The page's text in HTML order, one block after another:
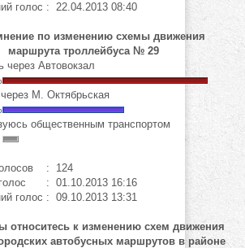
голос : 22.04.2013 08:40
по изменению схемы движения
маршрута троллейбуса № 29
через Автовокзал
через М. Октябрьская
общественным транспортом
: 124
: 01.10.2013 16:16
голос : 09.10.2013 13:31
относитесь к изменению схем движения
автобусных маршрутов в районе